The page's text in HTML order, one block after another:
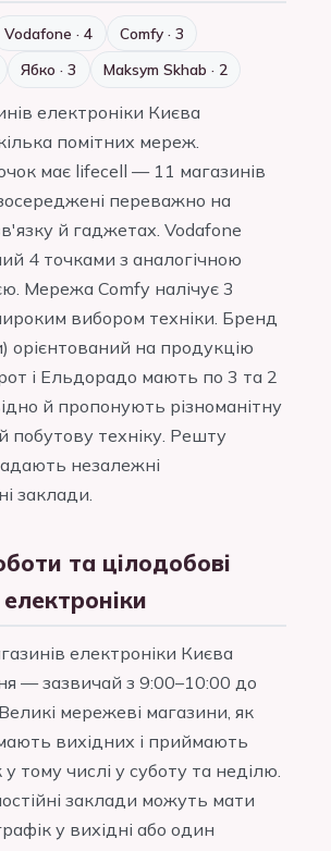
Vodafone · 4
Comfy · 3
Ябко · 3 Maksym Skhab · 2
електроніки Києва
помітних мереж.
має lifecell — 11 магазинів
переважно на
й гаджетах. Vodafone
4 точками з аналогічною
Мережа Comfy налічує 3
вибором техніки. Бренд
орієнтований на продукцію
і Ельдорадо мають по 3 та 2
й пропонують різноманітну
побутову техніку. Решту
незалежні
заклади.
та цілодобові
електроніки Києва
— зазвичай з 9:00–10:00 до
мережеві магазини, як
вихідних і приймають
у тому числі у суботу та неділю.
заклади можуть мати
у вихідні або один